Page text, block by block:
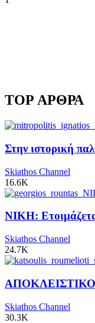
TOP ΑΡΘΡΑ
Στην ιστορική
Skiathos Channel
16.6K
ΝΙΚΗ:
Skiathos Channel
24.7K
ΑΠΟΚΛΕΙΣΤΙΚΟ:
Skiathos Channel
30.3K